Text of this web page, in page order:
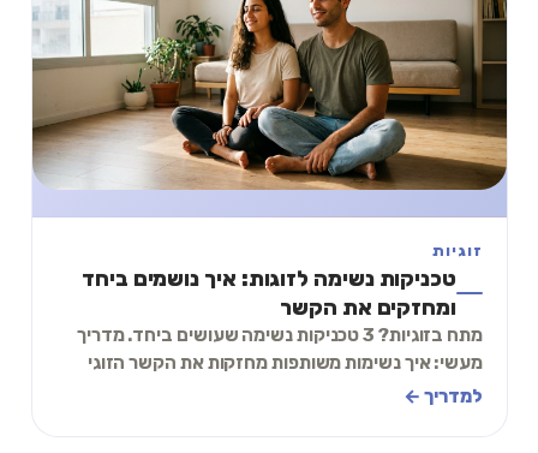
זוגיות
טכניקות נשימה לזוגות: איך נושמים ביחד
ומחזקים את הקשר
מתח בזוגיות? 3 טכניקות נשימה שעושים ביחד. מדריך
מעשי: איך נשימות משותפות מחזקות את הקשר הזוגי
ומפחיתות ריבים.
למדריך ←